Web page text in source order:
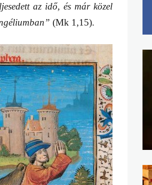
az idő, és már közel
(Mk 1,15).